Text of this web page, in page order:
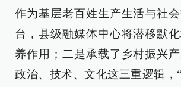
作为基层老百姓生产生活与社
台，县级融媒体中心将潜移默
养作用；二是承载了乡村振兴
政治、技术、文化这三重逻辑，